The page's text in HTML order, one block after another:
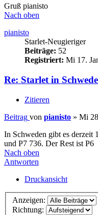
Gruß pianisto
Nach oben
pianisto
Starlet-Neugieriger
Beiträge: 52
Registriert: Mi 17.
Re: Starlet in
Zitieren
Beitrag von pianisto » Mi
In Schweden gibt es derzeit
und P7 736. Der Rest ist P6
Nach oben
Antworten
Druckansicht
Anzeigen:
Richtung: